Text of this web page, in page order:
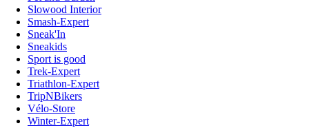
Slowood Interior
Smash-Expert
Sneak'In
Sneakids
Sport is good
Trek-Expert
Triathlon-Expert
TripNBikers
Vélo-Store
Winter-Expert